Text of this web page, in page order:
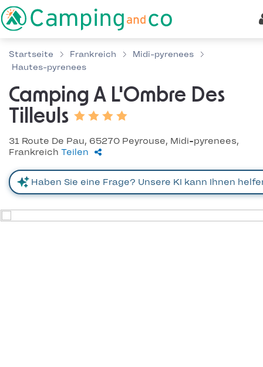
Startseite Frankreich
Midi-pyrenees
Hautes-pyrenees
Camping A L'Ombre Des
Tilleuls
31 Route De Pau, 65270 Peyrouse, Midi-pyrenees,
Frankreich Teilen